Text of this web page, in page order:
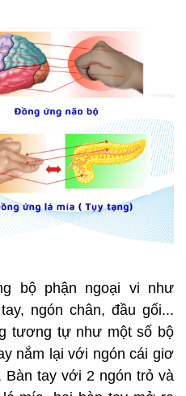
bộ phận ngoại vi như
ngón chân, đầu gối...
tương tự như một số bộ
nắm lại với ngón cái giơ
Bàn tay với 2 ngón trỏ và